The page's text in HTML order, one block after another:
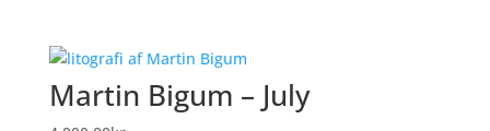
Martin Bigum – July